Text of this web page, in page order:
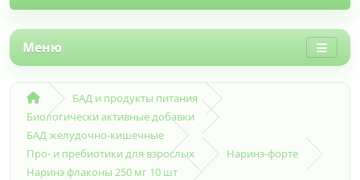
Меню
БАД и продукты питания
Биологически активные добавки
БАД желудочно-кишечные
Про- и пребиотики для взрослых
Наринэ-форте
Наринэ флаконы 250 мг 10 шт